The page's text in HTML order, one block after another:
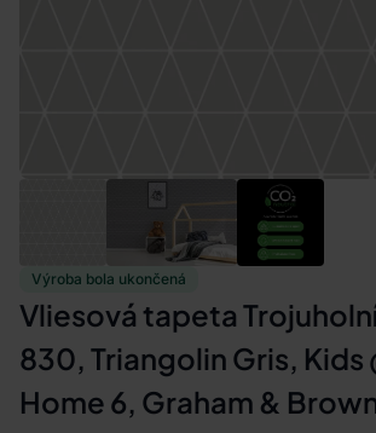
Výroba bola ukončená
Vliesová tapeta
830, Triangolin Gris, Kids
Home 6, Graham &